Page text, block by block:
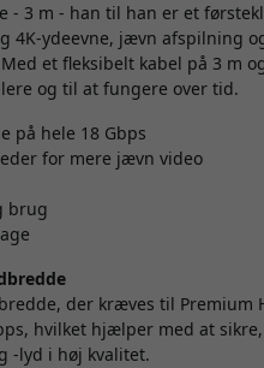
- 3 m - han til han er et
4K-ydeevne, jævn afspilning
et fleksibelt kabel på 3 m
og til at fungere over tid.
på hele 18 Gbps
for mere jævn video
brug
der kræves til Premium
hvilket hjælper med at
-lyd i høj kvalitet.